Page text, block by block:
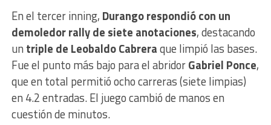
En el tercer inning, Durango respondió con un
demoledor rally de siete anotaciones, destacando
un triple de Leobaldo Cabreraque limpió las bases.
Fue el punto más bajo para el abridorGabriel Ponce,
que en total permitió ocho carreras (siete limpias)
en 4.2 entradas. El juego cambió de manos en
cuestión de minutos.